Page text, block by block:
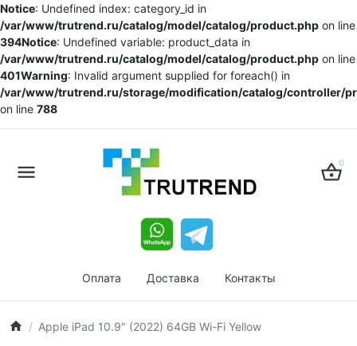
Notice: Undefined index: category_id in
/var/www/trutrend.ru/catalog/model/catalog/product.php on line
394Notice: Undefined variable: product_data in
/var/www/trutrend.ru/catalog/model/catalog/product.php on line
401Warning: Invalid argument supplied for foreach() in
/var/www/trutrend.ru/storage/modification/catalog/controller/
on line 788
0
Оплата Доставка Контакты
Apple iPad 10.9" (2022) 64GB Wi-Fi Yellow